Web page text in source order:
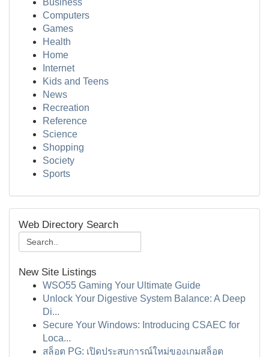
Business
Computers
Games
Health
Home
Internet
Kids and Teens
News
Recreation
Reference
Science
Shopping
Society
Sports
Web Directory Search
New Site Listings
WSO55 Gaming Your Ultimate Guide
Unlock Your Digestive System Balance: A Deep
Di...
Secure Your Windows: Introducing CSAEC for
Loca...
สล็อต PG: เปิดประสบการณ์ใหม่ของเกมสล็อต